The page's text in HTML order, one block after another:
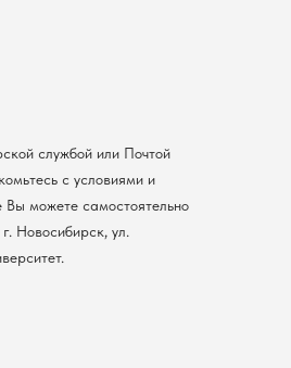
службой или Почтой
с условиями и
Вы можете самостоятельно
Новосибирск, ул.